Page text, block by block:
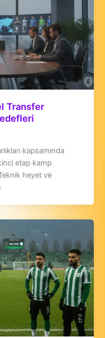
Transfer
kapsamında
etap kamp
heyet ve